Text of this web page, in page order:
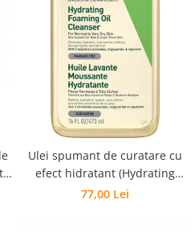
Ulei spumant de curatare cu
efect hidratant (Hydrating
Foaming Oil Cleanser)
77,00 Lei